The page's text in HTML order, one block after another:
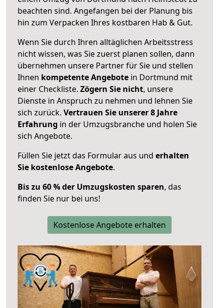
beachten sind. Angefangen bei der Planung bis
hin zum Verpacken Ihres kostbaren Hab & Gut.
Wenn Sie durch Ihren alltäglichen Arbeitsstress
nicht wissen, was Sie zuerst planen sollen, dann
übernehmen unsere Partner für Sie und stellen
Ihnen kompetente Angebote in Dortmund mit
einer Checkliste. Zögern Sie nicht, unsere
Dienste in Anspruch zu nehmen und lehnen Sie
sich zurück. Vertrauen Sie unserer 8 Jahre
Erfahrung in der Umzugsbranche und holen Sie
sich Angebote.
Füllen Sie jetzt das Formular aus und erhalten
Sie kostenlose Angebote.
Bis zu 60 % der Umzugskosten sparen, das
finden Sie nur bei uns!
Kostenlose Angebote erhalten